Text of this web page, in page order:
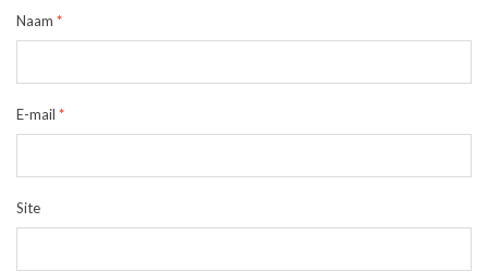
Naam *
E-mail *
Site